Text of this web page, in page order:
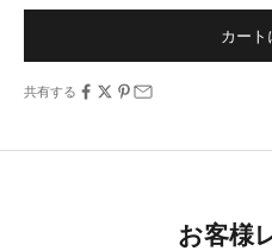
カート
共有する
お客様